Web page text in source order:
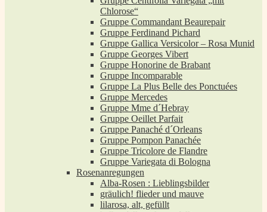
Chlorose“
Gruppe Commandant Beaurepair
Gruppe Ferdinand Pichard
Gruppe Gallica Versicolor – Rosa Munid
Gruppe Georges Vibert
Gruppe Honorine de Brabant
Gruppe Incomparable
Gruppe La Plus Belle des Ponctuées
Gruppe Mercedes
Gruppe Mme d´Hebray
Gruppe Oeillet Parfait
Gruppe Panaché d´Orleans
Gruppe Pompon Panachée
Gruppe Tricolore de Flandre
Gruppe Variegata di Bologna
Rosenanregungen
Alba-Rosen : Lieblingsbilder
gräulich! flieder und mauve
lilarosa, alt, gefüllt